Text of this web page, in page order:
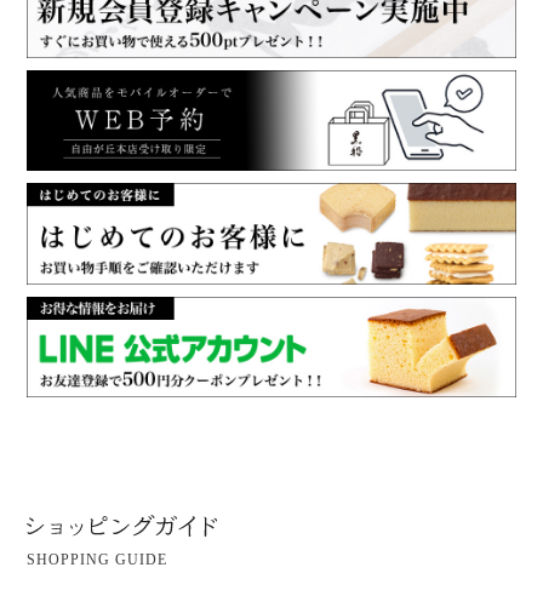
SHOPPING GUIDE